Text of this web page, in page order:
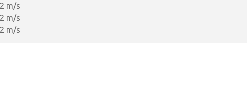
2 m/s
2 m/s
2 m/s